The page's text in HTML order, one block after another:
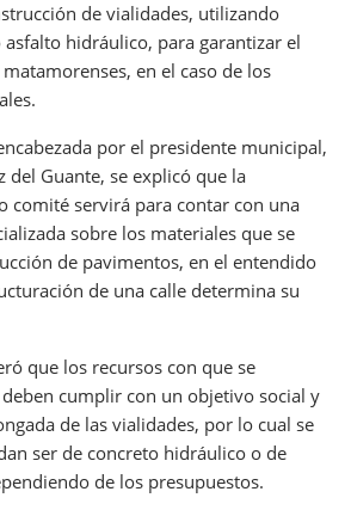
de vialidades, utilizando
hidráulico, para garantizar el
en el caso de los
por el presidente municipal,
del Guante, se explicó que la
comité servirá para contar con una
sobre los materiales que se
de pavimentos, en el entendido
de una calle determina su
que los recursos con que se
cumplir con un objetivo social y
de las vialidades, por lo cual se
ser de concreto hidráulico o de
de los presupuestos.